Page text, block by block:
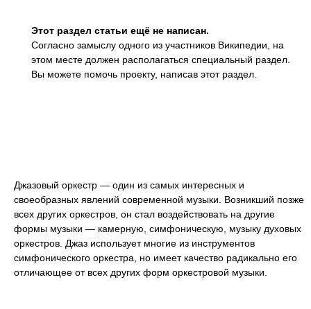
Этот раздел статьи ещё не написан.
Согласно замыслу одного из участников Википедии, на
этом месте должен располагаться специальный раздел.
Вы можете помочь проекту, написав этот раздел.
Джазовый оркестр — один из самых интересных и
своеобразных явлений современной музыки. Возникший позже
всех других оркестров, он стал воздействовать на другие
формы музыки — камерную, симфоническую, музыку духовых
оркестров. Джаз использует многие из инструментов
симфонического оркестра, но имеет качество радикально его
отличающее от всех других форм оркестровой музыки.